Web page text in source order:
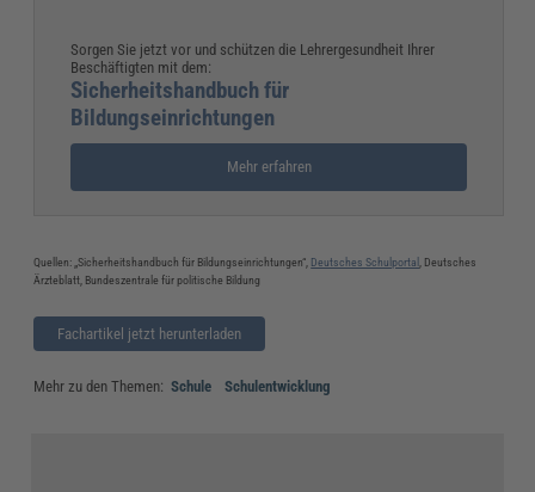
Sorgen Sie jetzt vor und schützen die Lehrergesundheit Ihrer
Beschäftigten mit dem:
Sicherheitshandbuch für
Bildungseinrichtungen
Mehr erfahren
Quellen: „Sicherheitshandbuch für Bildungseinrichtungen“, Deutsches Schulportal
, Deutsches
Ärzteblatt, Bundeszentrale für politische Bildung
Fachartikel jetzt herunterladen
Mehr zu den Themen: Schule Schulentwicklung